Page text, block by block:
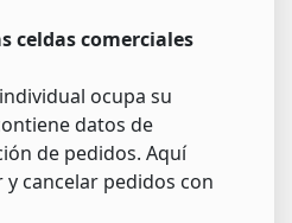
celdas comerciales
ocupa su
datos de
de pedidos. Aquí
y cancelar pedidos con